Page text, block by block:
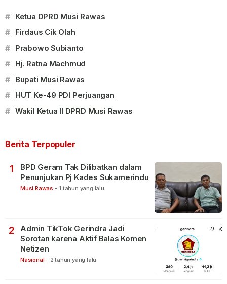
# Ketua DPRD Musi Rawas
# Firdaus Cik Olah
# Prabowo Subianto
# Hj. Ratna Machmud
# Bupati Musi Rawas
# HUT Ke-49 PDI Perjuangan
# Wakil Ketua II DPRD Musi Rawas
Berita Terpopuler
1
BPD Geram Tak Dilibatkan dalam
Penunjukan Pj Kades Sukamerindu
Musi Rawas - 1 tahun yang lalu
2
Admin TikTok Gerindra Jadi
Sorotan karena Aktif Balas Komen
Netizen
Nasional - 2 tahun yang lalu